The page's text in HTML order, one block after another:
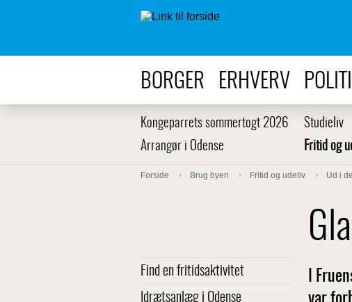
BORGER ERHVERV
Kongeparrets sommertogt 2026 Studieliv
Arrangør i Odense
Fritid og
Forside Brug byen Fritid og udeliv Ud i
Find en fritidsaktivitet
Idrætsanlæg i Odense
I